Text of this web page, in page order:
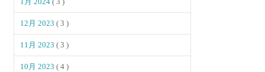
12月 2023( 3 )
11月 2023( 3 )
10月 2023( 4 )